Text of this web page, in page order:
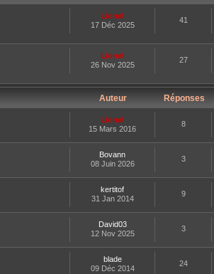
Lionel
17 Déc 2025
41
Lionel
26 Nov 2025
27
Auteur Réponses
Lionel
15 Mars 2016
8
Bovann
08 Juin 2026
3
kertitof
31 Jan 2014
9
David03
12 Nov 2025
3
blade
09 Déc 2014
24